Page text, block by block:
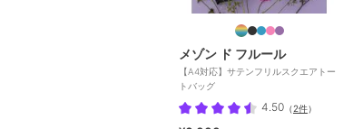
メゾン ド フルール
【A4対応】サテンフリルスクエアトー
トバッグ
4.50 （2件）